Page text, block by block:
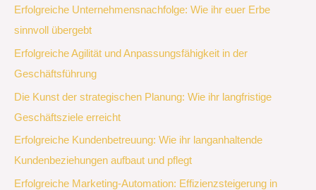
Erfolgreiche Unternehmensnachfolge: Wie ihr euer Erbe
sinnvoll übergebt
Erfolgreiche Agilität und Anpassungsfähigkeit in der
Geschäftsführung
Die Kunst der strategischen Planung: Wie ihr langfristige
Geschäftsziele erreicht
Erfolgreiche Kundenbetreuung: Wie ihr langanhaltende
Kundenbeziehungen aufbaut und pflegt
Erfolgreiche Marketing-Automation: Effizienzsteigerung in